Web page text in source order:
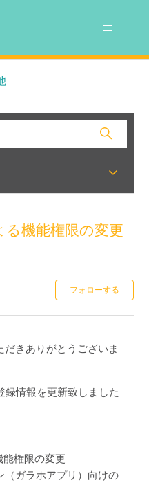
る機能権限の変更
フォローする
きありがとうございま
録情報を更新致しました
権限の変更
ガラホアプリ）向けの